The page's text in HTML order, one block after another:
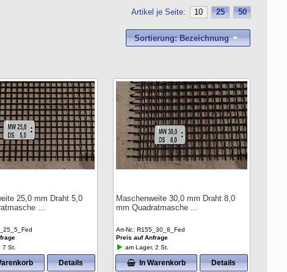
Artikel je Seite: 10 25 50
Sortierung: Bezeichnung
25,0 mm Draht 5,0
7 St.
Details
Maschenweite 30,0 mm Draht 8,0
mm Quadratmasche
Art-Nr.
R155_30_8_Fed
Preis auf Anfrage
am Lager, 2 St.
In Warenkorb Details